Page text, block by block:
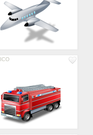
ICO